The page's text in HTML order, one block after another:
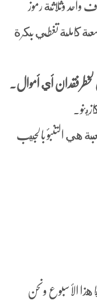
وثلاثة رموز
كاملة تغطي بكرة
هي التنبؤ بالجيب
هذا الأسبوع ونحن